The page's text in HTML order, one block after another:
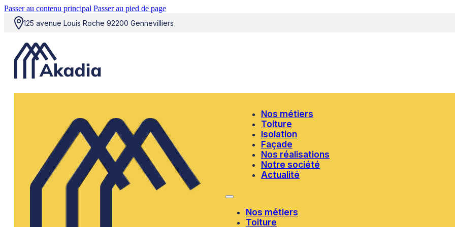
Passer au contenu principal Passer au pied de page
125 avenue Louis Roche 92200 Gennevilliers
Nos métiers
Toiture
Isolation
Façade
Nos réalisations
Notre société
Actualité
Nos métiers
Toiture